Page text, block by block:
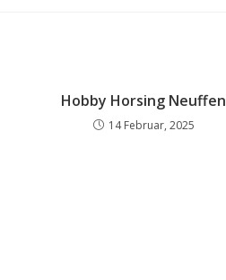
Hobby Horsing Neuffen
14 Februar, 2025